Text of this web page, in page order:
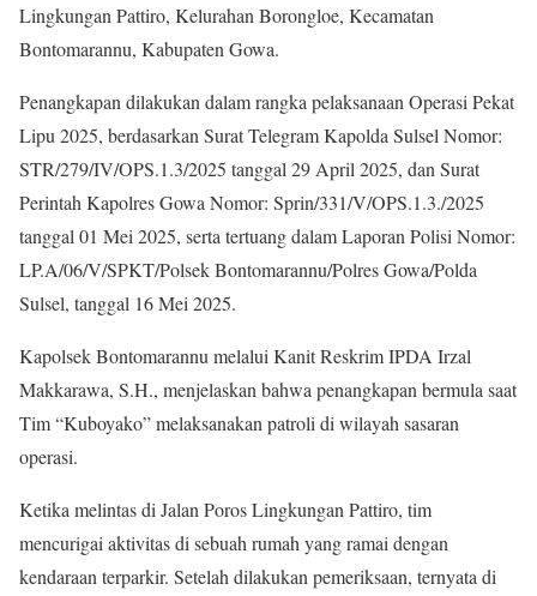
Lingkungan Pattiro, Kelurahan Borongloe, Kecamatan
Bontomarannu, Kabupaten Gowa.
Penangkapan dilakukan dalam rangka pelaksanaan Operasi Pekat
Lipu 2025, berdasarkan Surat Telegram Kapolda Sulsel Nomor:
STR/279/IV/OPS.1.3/2025 tanggal 29 April 2025, dan Surat
Perintah Kapolres Gowa Nomor: Sprin/331/V/OPS.1.3./2025
tanggal 01 Mei 2025, serta tertuang dalam Laporan Polisi Nomor:
LP.A/06/V/SPKT/Polsek Bontomarannu/Polres Gowa/Polda
Sulsel, tanggal 16 Mei 2025.
Kapolsek Bontomarannu melalui Kanit Reskrim IPDA Irzal
Makkarawa, S.H., menjelaskan bahwa penangkapan bermula saat
Tim “Kuboyako” melaksanakan patroli di wilayah sasaran
operasi.
Ketika melintas di Jalan Poros Lingkungan Pattiro, tim
mencurigai aktivitas di sebuah rumah yang ramai dengan
kendaraan terparkir. Setelah dilakukan pemeriksaan, ternyata di